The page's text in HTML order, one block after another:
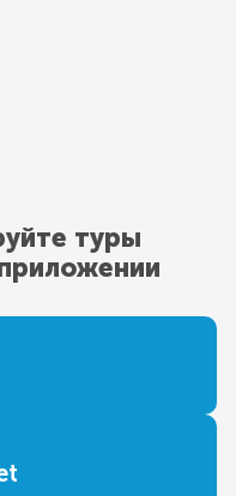
туры